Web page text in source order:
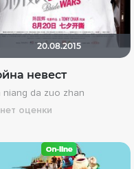
20.08.2015
невест
niang da zuo zhan
нет оценки